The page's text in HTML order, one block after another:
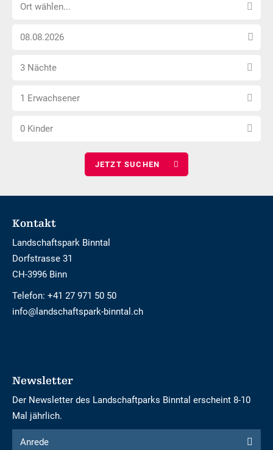
Buchungstool
nicht
Ort wählen...
Anreise
wählen
Anzahl
wählen
3 Nächte
Anzahl
wählen
1 Erwachsener
Anzahl
0 Kinder
Footer
Kontakt
Landschaftspark Binntal
Dorfstrasse 31
CH-3996 Binn
Telefon: +41 27 971 50 50
info@landschaftspark-binntal.ch
Newsletter
Der Newsletter des Landschaftparks Binntal erscheint 8-10
Mal jährlich.
Formular
Anrede
Anrede